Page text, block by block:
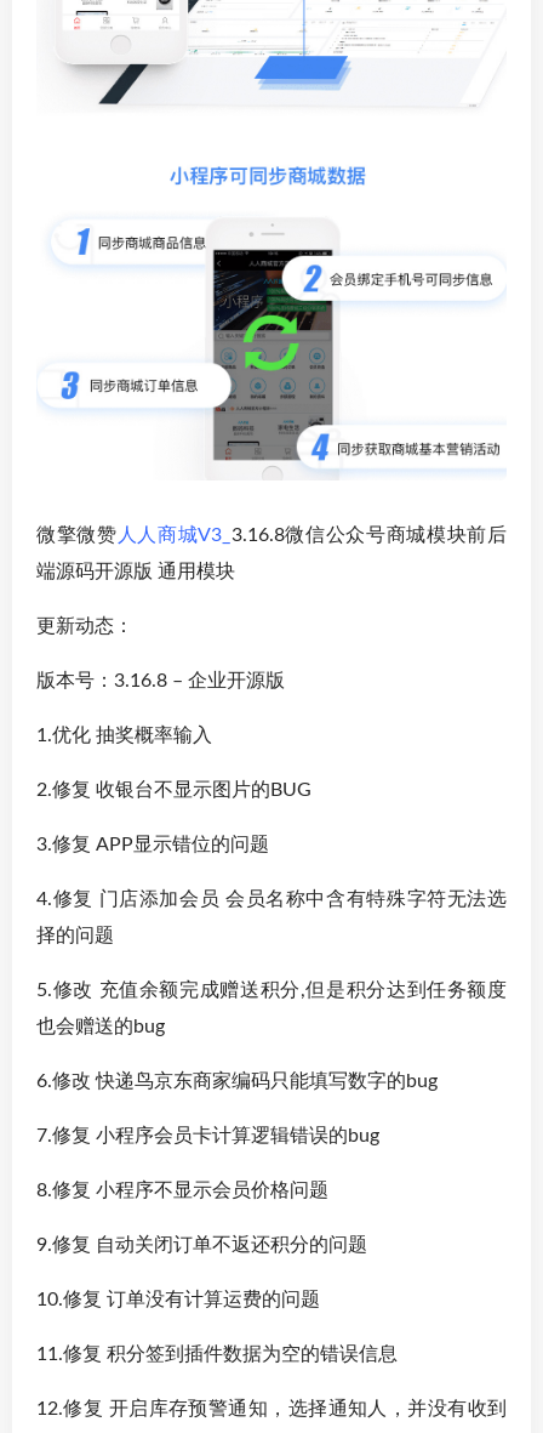
微擎微赞 人人商城V3_ 3.16.8微信公众号商城模块前后
端源码开源版 通用模块
更新动态：
版本号：3.16.8 – 企业开源版
1.优化 抽奖概率输入
2.修复 收银台不显示图片的BUG
3.修复 APP显示错位的问题
4.修复 门店添加会员 会员名称中含有特殊字符无法选
择的问题
5.修改 充值余额完成赠送积分,但是积分达到任务额度
也会赠送的bug
6.修改 快递鸟京东商家编码只能填写数字的bug
7.修复 小程序会员卡计算逻辑错误的bug
8.修复 小程序不显示会员价格问题
9.修复 自动关闭订单不返还积分的问题
10.修复 订单没有计算运费的问题
11.修复 积分签到插件数据为空的错误信息
12.修复 开启库存预警通知，选择通知人，并没有收到